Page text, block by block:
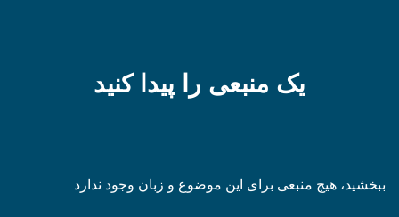
یک منبعی را پیدا کنید
ببخشید، هیچ منبعی برای این موضوع و زبان وجود ندارد